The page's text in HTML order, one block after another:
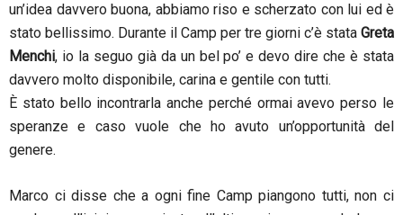
un’idea davvero buona, abbiamo riso e scherzato con lui ed è
stato bellissimo. Durante il Camp per tre giorni c’è stata Greta
Menchi, io la seguo già da un bel po’ e devo dire che è stata
davvero molto disponibile, carina e gentile con tutti.
È stato bello incontrarla anche perché ormai avevo perso le
speranze e caso vuole che ho avuto un’opportunità del
genere.
Marco ci disse che a ogni fine Camp piangono tutti, non ci